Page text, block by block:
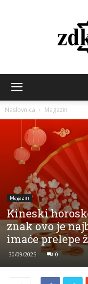
Naslovnica Magazin
Magazin
Kineski
znak ovo je
imaće prelepe
30/09/2025 0